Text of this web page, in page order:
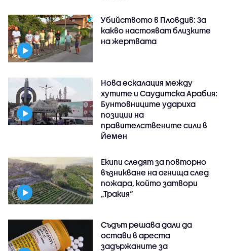
Убийството в Пловдив: За
какво настояват близките
на жертвата
Нова ескалация между
хутите и Саудитска Арабия:
Бунтовниците удариха
позиции на
правителствените сили в
Йемен
Екипи следят за повторно
възникване на огнища след
пожара, който затвори
„Тракия“
Съдът решава дали да
остави в ареста
задържаните за